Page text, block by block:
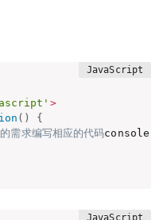
>
( )
{
需求编写相应的代码console